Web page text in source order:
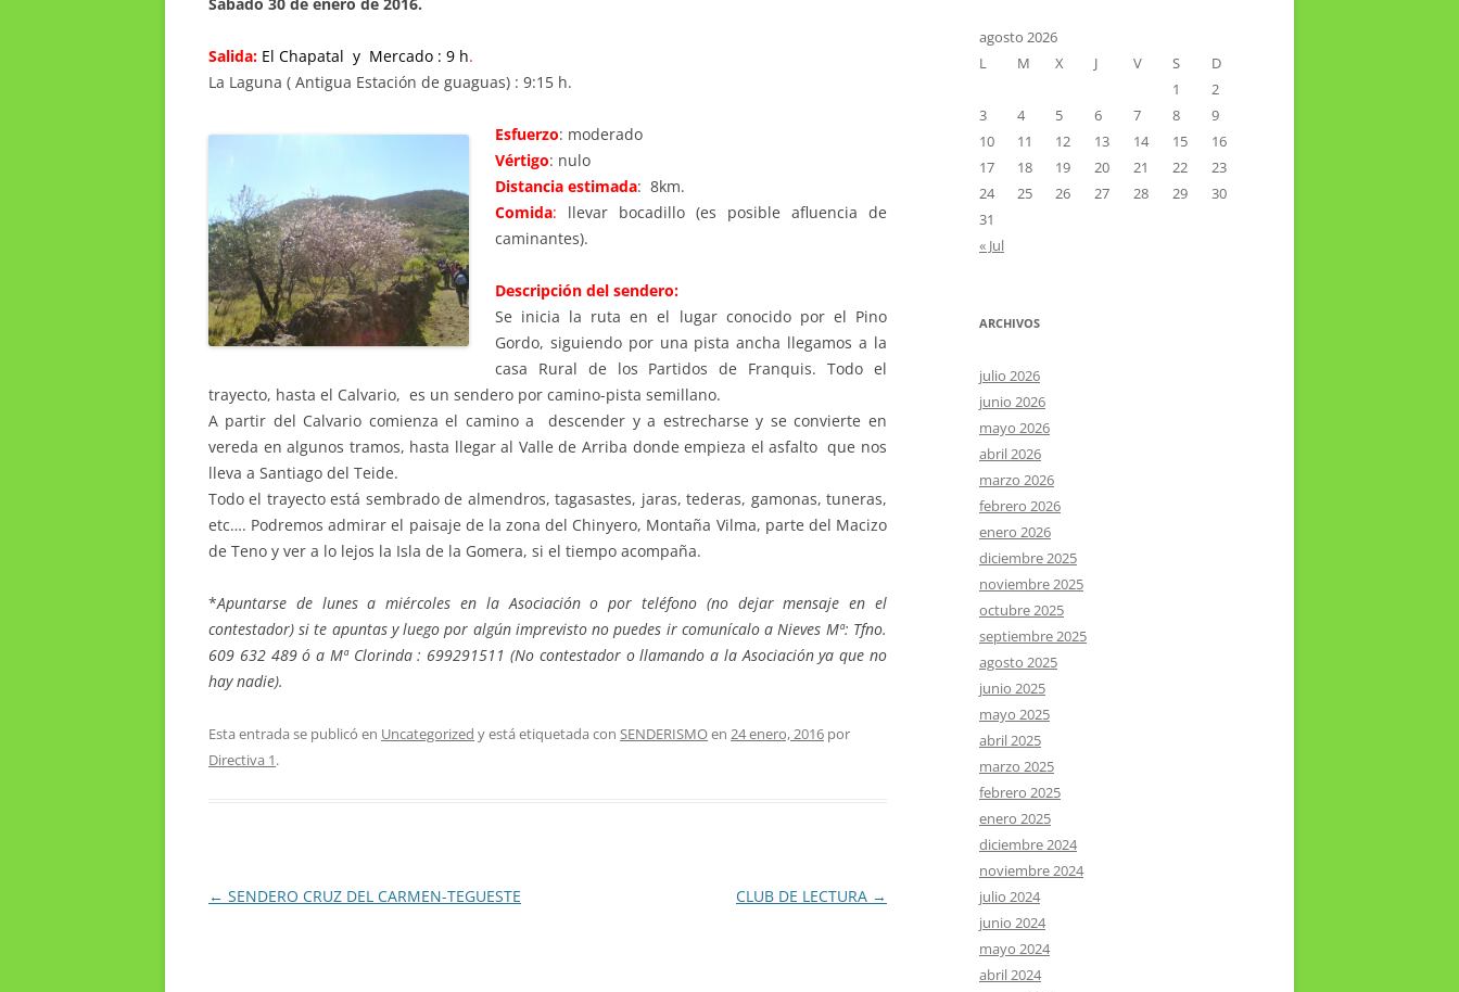
INFORMACIÓN DE VIAJES 2014
PINTURA AL OLEO Y ACUARELA
TEATRO
JAVIER HERNÁNDEZ VELÁZQUEZ
Salida: El Chapatal y Mercado : 9 h.
La Laguna ( Antigua Estación de guaguas) : 9:15 h.
Esfuerzo: moderado
Vértigo: nulo
Distancia estimada: 8km.
Comida: llevar bocadillo (es posible afluencia de
caminantes).
Descripción del sendero:
Se inicia la ruta en el lugar conocido por el Pino
Gordo, siguiendo por una pista ancha llegamos a la
casa Rural de los Partidos de Franquis. Todo el
trayecto, hasta el Calvario, es un sendero por camino-pista semillano.
A partir del Calvario comienza el camino a descender y a estrecharse y se convierte en
vereda en algunos tramos, hasta llegar al Valle de Arriba donde empieza el asfalto que nos
lleva a Santiago del Teide.
Todo el trayecto está sembrado de almendros, tagasastes, jaras, tederas, gamonas, tuneras,
etc…. Podremos admirar el paisaje de la zona del Chinyero, Montaña Vilma, parte del Macizo
de Teno y ver a lo lejos la Isla de la Gomera, si el tiempo acompaña.
*Apuntarse de lunes a miércoles en la Asociación o por teléfono (no dejar mensaje en el
contestador) si te apuntas y luego por algún imprevisto no puedes ir comunícalo a Nieves Mª: Tfno.
609 632 489ó a Mª Clorinda : 699291511 (No contestador o llamando a la Asociación ya que no
hay nadie).
Esta entrada se publicó en Uncategorized y está etiquetada con SENDERISMOen 24 enero, 2016 por
Directiva 1.
Navegación
← SENDERO CRUZ DEL CARMEN-TEGUESTE CLUB DE LECTURA →
agosto 2026
L
M X J V S
D
1
2
3
4 5 6 7 8
9
10
11 12 13 14 15
16
17
18 19 20 21 22
23
24
25 26 27 28 29
30
31
« Jul
ARCHIVOS
julio 2026
junio 2026
mayo 2026
abril 2026
marzo 2026
febrero 2026
enero 2026
diciembre 2025
noviembre 2025
octubre 2025
septiembre 2025
agosto 2025
junio 2025
mayo 2025
abril 2025
marzo 2025
febrero 2025
enero 2025
diciembre 2024
noviembre 2024
julio 2024
junio 2024
mayo 2024
abril 2024